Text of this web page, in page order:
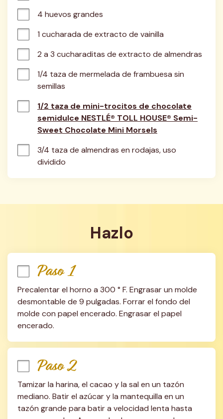
4 huevos grandes
1 cucharada de extracto de vainilla
2 a 3 cucharaditas de extracto de almendras
1/4 taza de mermelada de frambuesa sin
semillas
1/2 taza de mini-trocitos de chocolate
semidulce NESTLÉ® TOLL HOUSE® Semi-
Sweet Chocolate Mini Morsels
3/4 taza de almendras en rodajas, uso
dividido
Hazlo
Paso 1
Precalentar el horno a 300 ° F. Engrasar un molde
desmontable de 9 pulgadas. Forrar el fondo del
molde con papel encerado. Engrasar el papel
encerado.
Paso 2
Tamizar la harina, el cacao y la sal en un tazón
mediano. Batir el azúcar y la mantequilla en un
tazón grande para batir a velocidad lenta hasta